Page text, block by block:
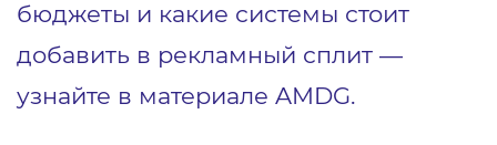
бюджеты и какие системы стоит
добавить в рекламный сплит —
узнайте в материале AMDG.